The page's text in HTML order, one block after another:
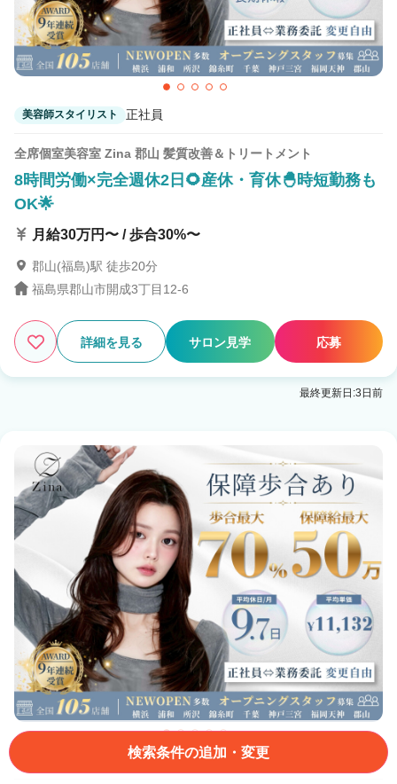
美容師スタイリスト 正社員
全席個室美容室 Zina 郡山 髪質改善＆トリートメント
8時間労働×完全週休2日🌻産休・育休🐣時短勤務も
OK🌟
月給30万円〜 / 歩合30%〜
郡山(福島)駅 徒歩20分
福島県郡山市開成3丁目12-6
詳細を見る サロン見学 応募
最終更新日:3日前
業務委託・フリーランス
検索条件の追加・変更